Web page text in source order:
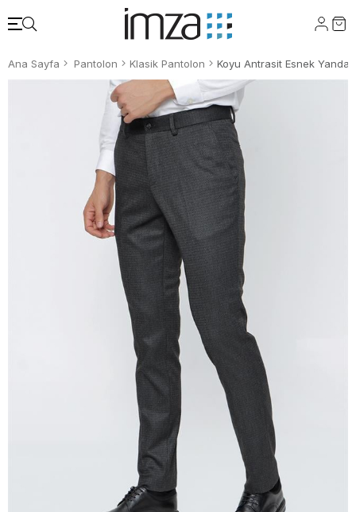
Ana Sayfa Pantolon Klasik Pantolon